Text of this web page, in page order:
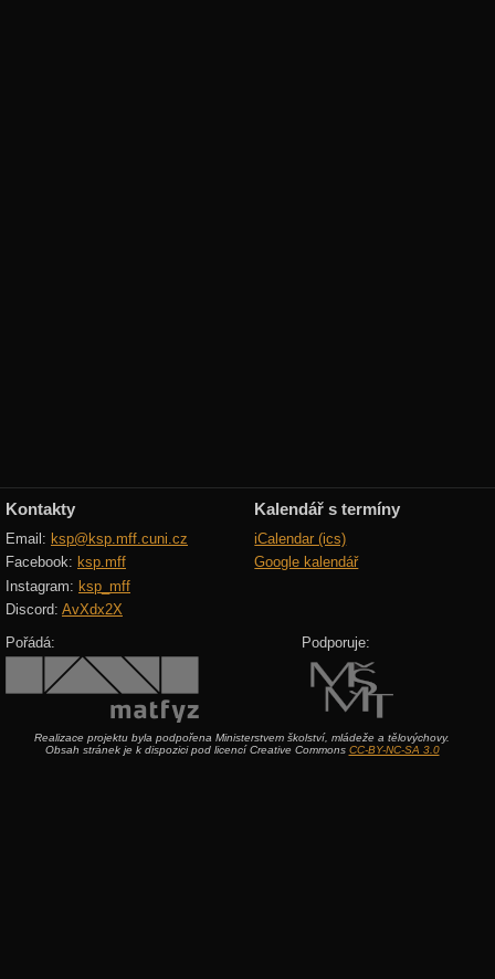
Kontakty
Email: ksp@ksp.mff.cuni.cz
Facebook: ksp.mff
Instagram: ksp_mff
Discord: AvXdx2X
Kalendář s termíny
iCalendar (ics)
Google kalendář
Pořádá: Podporuje:
Realizace projektu byla podpořena Ministerstvem školství, mládeže a tělovýchovy.
Obsah stránek je k dispozici pod licencí Creative Commons CC-BY-NC-SA 3.0